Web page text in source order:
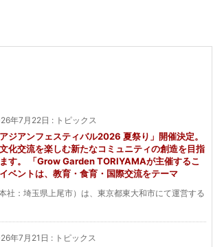
年7月22日 : トピックス
アジアンフェスティバル2026 夏祭り」開催決定。
化交流を楽しむ新たなコミュニティの創造を目指
す。 「Grow Garden TORIYAMAが主催するこ
ベントは、教育・食育・国際交流をテーマ
社：埼玉県上尾市）は、東京都東大和市にて運営する
年7月21日 : トピックス